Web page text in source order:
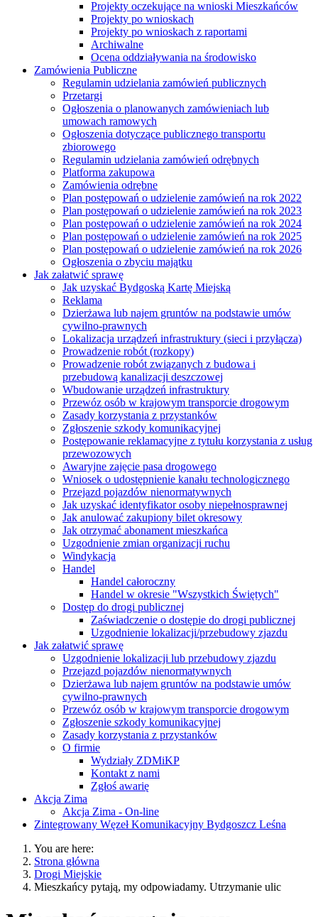
Projekty oczekujące na wnioski Mieszkańców
Projekty po wnioskach
Projekty po wnioskach z raportami
Archiwalne
Ocena oddziaływania na środowisko
Zamówienia Publiczne
Regulamin udzielania zamówień publicznych
Przetargi
Ogłoszenia o planowanych zamówieniach lub
umowach ramowych
Ogłoszenia dotyczące publicznego transportu
zbiorowego
Regulamin udzielania zamówień odrębnych
Platforma zakupowa
Zamówienia odrębne
Plan postępowań o udzielenie zamówień na rok 2022
Plan postępowań o udzielenie zamówień na rok 2023
Plan postępowań o udzielenie zamówień na rok 2024
Plan postępowań o udzielenie zamówień na rok 2025
Plan postępowań o udzielenie zamówień na rok 2026
Ogłoszenia o zbyciu majątku
Jak załatwić sprawę
Jak uzyskać Bydgoską Kartę Miejską
Reklama
Dzierżawa lub najem gruntów na podstawie umów
cywilno-prawnych
Lokalizacja urządzeń infrastruktury (sieci i przyłącza)
Prowadzenie robót (rozkopy)
Prowadzenie robót związanych z budowa i
przebudową kanalizacji deszczowej
Wbudowanie urządzeń infrastruktury
Przewóz osób w krajowym transporcie drogowym
Zasady korzystania z przystanków
Zgłoszenie szkody komunikacyjnej
Postępowanie reklamacyjne z tytułu korzystania z usług
przewozowych
Awaryjne zajęcie pasa drogowego
Wniosek o udostępnienie kanału technologicznego
Przejazd pojazdów nienormatywnych
Jak uzyskać identyfikator osoby niepełnosprawnej
Jak anulować zakupiony bilet okresowy
Jak otrzymać abonament mieszkańca
Uzgodnienie zmian organizacji ruchu
Windykacja
Handel
Handel całoroczny
Handel w okresie "Wszystkich Świętych"
Dostęp do drogi publicznej
Zaświadczenie o dostępie do drogi publicznej
Uzgodnienie lokalizacji/przebudowy zjazdu
Jak załatwić sprawę
Uzgodnienie lokalizacji lub przebudowy zjazdu
Przejazd pojazdów nienormatywnych
Dzierżawa lub najem gruntów na podstawie umów
cywilno-prawnych
Przewóz osób w krajowym transporcie drogowym
Zgłoszenie szkody komunikacyjnej
Zasady korzystania z przystanków
O firmie
Wydziały ZDMiKP
Kontakt z nami
Zgłoś awarię
Akcja Zima
Akcja Zima - On-line
Zintegrowany Węzeł Komunikacyjny Bydgoszcz Leśna
You are here:
Strona główna
Drogi Miejskie
Mieszkańcy pytają, my odpowiadamy. Utrzymanie ulic